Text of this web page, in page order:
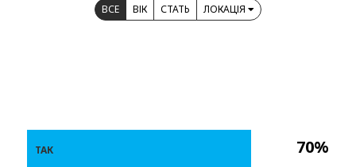
ВСЕ ВІК СТАТЬ ЛОКАЦІЯ
70%
ТАК